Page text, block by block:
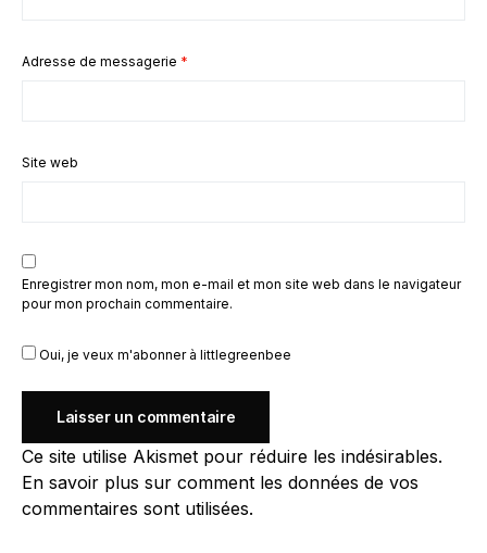
Adresse de messagerie *
Site web
Enregistrer mon nom, mon e-mail et mon site web dans le navigateur
pour mon prochain commentaire.
Oui, je veux m'abonner à littlegreenbee
Ce site utilise Akismet pour réduire les indésirables.
En savoir plus sur comment les données de vos
commentaires sont utilisées.